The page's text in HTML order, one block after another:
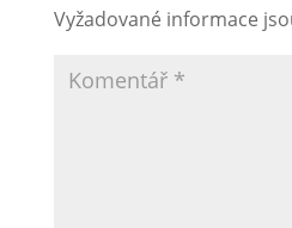
Vyžadované informace